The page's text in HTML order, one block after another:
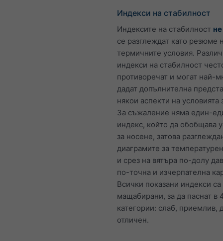
Индекси на стабилност
Индексите на стабилност не
се разглеждат като резюме
термичните условия.
индекси на стабилност
противоречат и могат най-
дадат допълнителна
някои аспекти на условията
За съжаление няма един-
индекс, който да обобщава
за носене, затова
диаграмите за
и срез на вятъра по-долу
по-точна и изчерпателна
Всички показани индекси са
мащабирани, за да паснат в
категории: слаб, приемлив,
отличен.